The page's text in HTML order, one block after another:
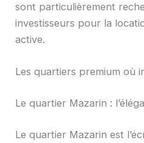
sont particulièrement
investisseurs pour la
active.
Les quartiers premium où
Le quartier Mazarin :
Le quartier Mazarin est